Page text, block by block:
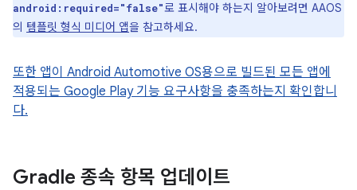
android:required="false"로 표시해야 하는지 알아보려면 AAOS
의 템플릿 형식 미디어 앱을 참고하세요.
또한 앱이 Android Automotive OS용으로 빌드된 모든 앱에
적용되는 Google Play 기능 요구사항을 충족하는지 확인합니
다.
Gradle 종속 항목 업데이트